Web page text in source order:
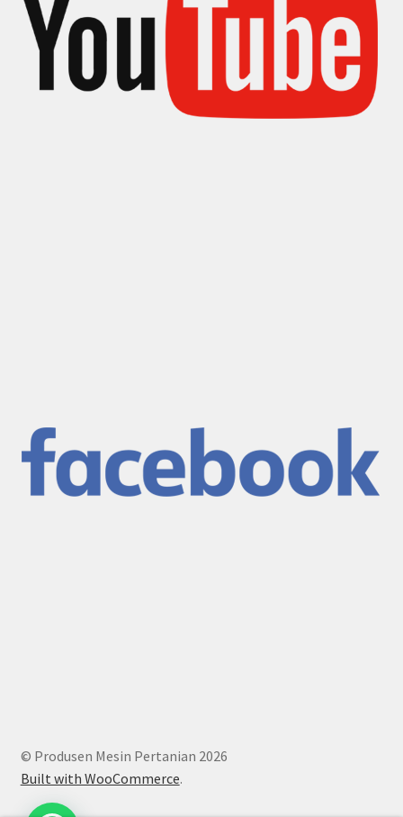
© Produsen Mesin Pertanian 2026
Built with WooCommerce.